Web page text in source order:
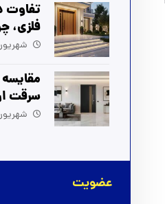
فلزی،
شهریور 25, 1404
سرقت
بهترین
شهریور 25, 1404
عضویت